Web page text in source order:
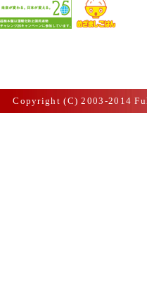
Copyright (C) 2003-2014